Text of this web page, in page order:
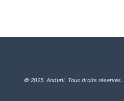
© 2025 Anduril. Tous droits réservés.